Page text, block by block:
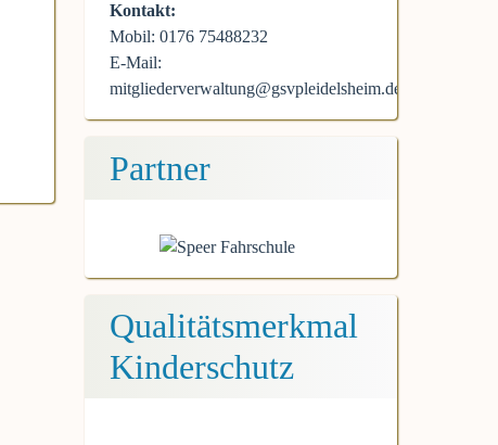
Kontakt:
Mobil: 0176 75488232
E-Mail:
mitgliederverwaltung@gsvpleidelsheim.de
Partner
Qualitätsmerkmal
Kinderschutz